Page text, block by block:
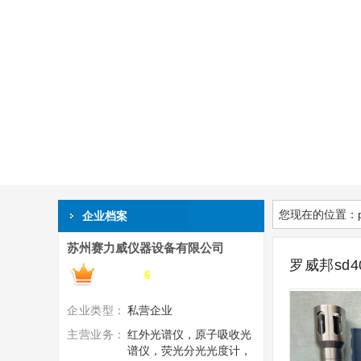
您现在的位置：
罗威邦
企业档案
苏州赛力威仪器设备有限公司
搜了网会员第 6
企业类型： 私营企业
主营业务： 红外光谱仪，原子吸收光
谱仪，荧光分光光度计，